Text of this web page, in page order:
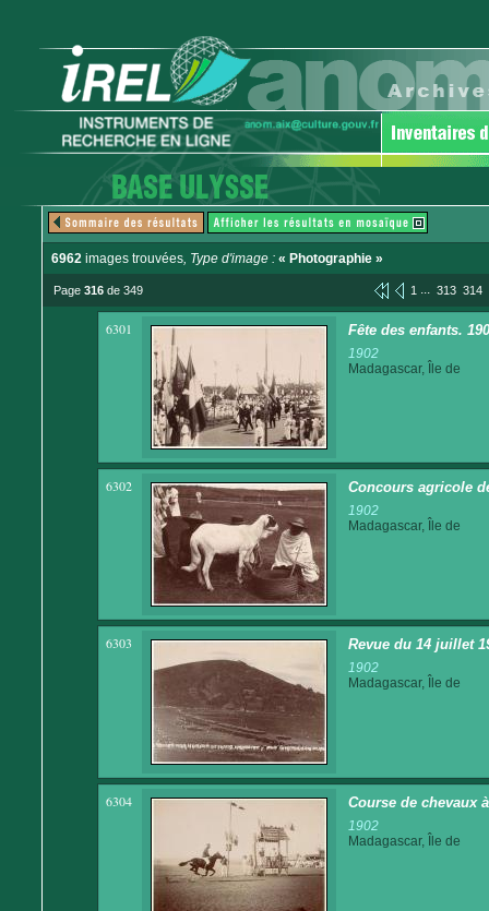
6962 images trouvées, Type d'image : « Photographie »
Page 316 de 349 1 ... 313 314
6301 Fête des enfants.
1902
Madagascar, Île de
6302 Concours agricole
1902
Madagascar, Île de
6303 Revue du 14 juillet
1902
Madagascar, Île de
6304 Course de chevaux
1902
Madagascar, Île de